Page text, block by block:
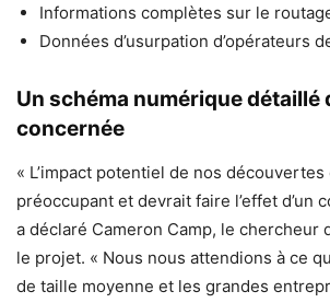
Informations complètes sur le
Données d’usurpation d’opérateurs
Un schéma numérique détaillé
concernée
« L’impact potentiel de nos
préoccupant et devrait faire l’effet d’un
a déclaré Cameron Camp, le chercheur
le projet. « Nous nous attendions à ce
de taille moyenne et les grandes